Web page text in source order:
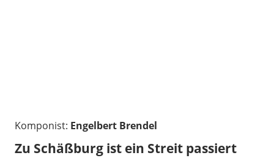
Komponist: Engelbert Brendel
Zu Schäßburg ist ein Streit passiert